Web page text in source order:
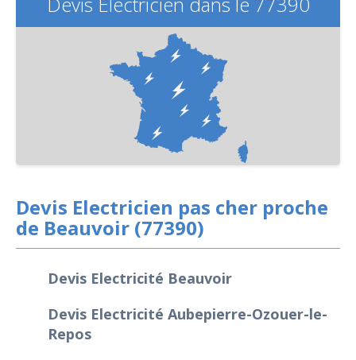
Devis Electricien pas cher proche
de Beauvoir (77390)
Devis Electricité Beauvoir
Devis Electricité Aubepierre-Ozouer-le-
Repos